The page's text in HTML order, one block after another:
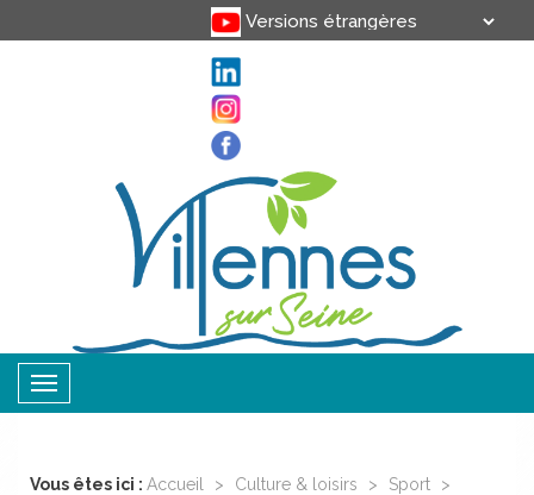
Toggle
navigation
Vous êtes ici : Accueil > Culture & loisirs > Sport
>